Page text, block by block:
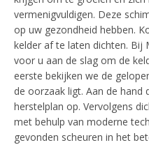
vermenigvuldigen. Deze
op uw gezondheid hebben.
kelder af te laten dichten. Bij
voor u aan de slag om de
eerste bekijken we de
de oorzaak ligt. Aan de hand
herstelplan op. Vervolgens
met behulp van moderne
gevonden scheuren in het